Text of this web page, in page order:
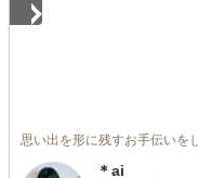
思い出を形に残すお手伝いを
＊ai